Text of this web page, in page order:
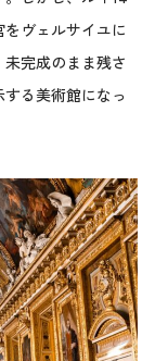
ヴェルサイユに
完成のまま残さ
る美術館になっ